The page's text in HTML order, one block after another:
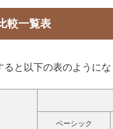
較一覧表
と以下の表のようにな
ベーシック